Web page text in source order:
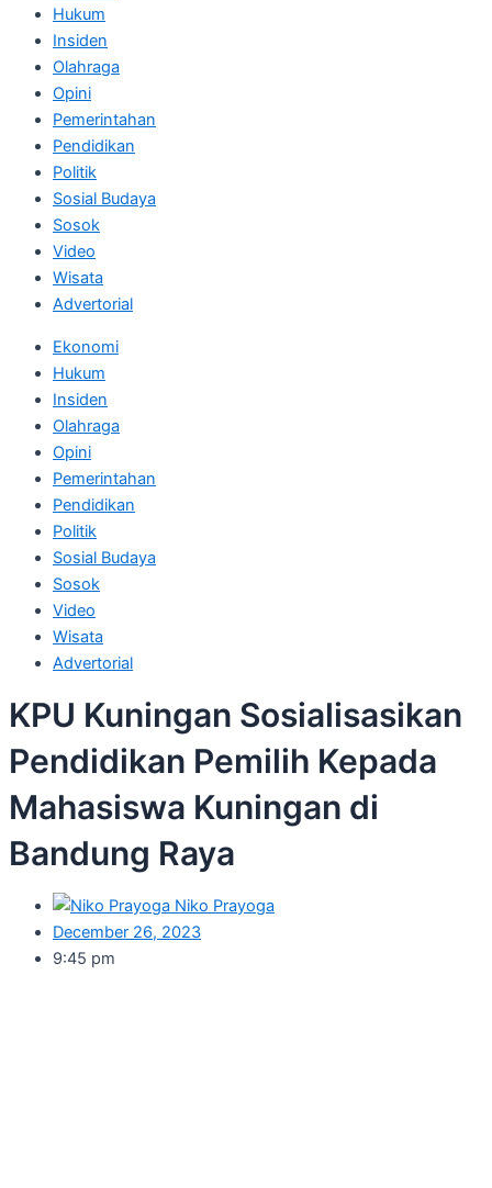
Hukum
Insiden
Olahraga
Opini
Pemerintahan
Pendidikan
Politik
Sosial Budaya
Sosok
Video
Wisata
Advertorial
Ekonomi
Hukum
Insiden
Olahraga
Opini
Pemerintahan
Pendidikan
Politik
Sosial Budaya
Sosok
Video
Wisata
Advertorial
KPU Kuningan Sosialisasikan
Pendidikan Pemilih Kepada
Mahasiswa Kuningan di
Bandung Raya
Niko Prayoga
December 26, 2023
9:45 pm